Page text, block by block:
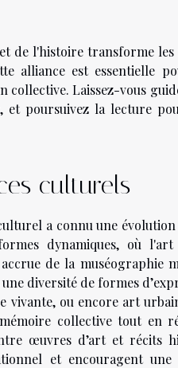
de l'histoire transforme les
alliance est essentielle
Laissez-vous
et poursuivez la lecture
culturels
a connu une
dynamiques, où
de la muséographie
diversité de formes
vivante, ou encore art
collective tout en
œuvres d’art et récits
et encouragent